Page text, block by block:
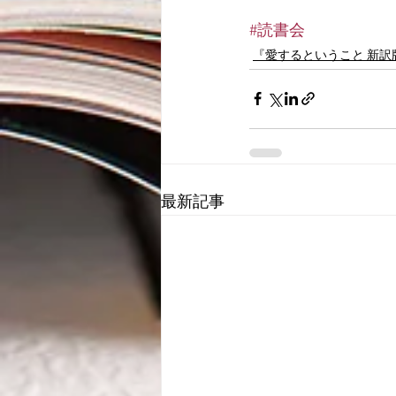
#読書会
『愛するということ 新
最新記事